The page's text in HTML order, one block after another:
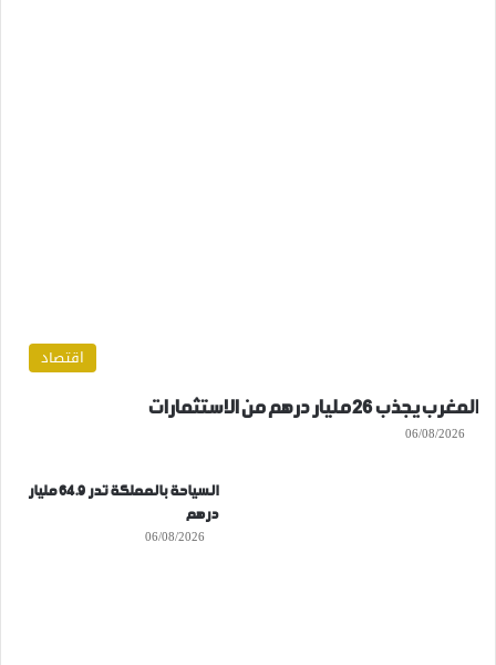
اقتصاد
المغرب يجذب 26 مليار درهم من الاستثمارات
06/08/2026
السياحة بالمملكة تدر 64.9 مليار
درهم
06/08/2026